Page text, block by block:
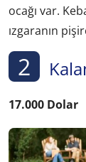
ocağı var.
ızgaranın
2
17.000 Dolar